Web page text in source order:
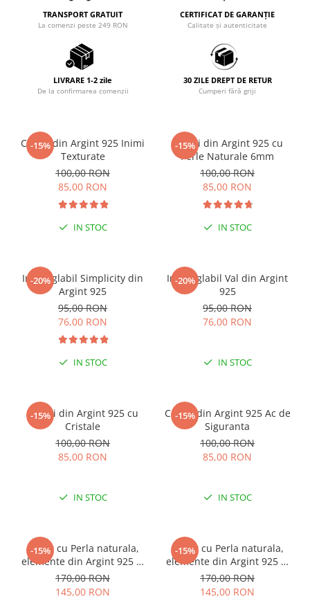
TRANSPORT GRATUIT
La comenzi peste 249 RON
CERTIFICAT DE GARANȚIE
Calitate și autenticitate
LIVRARE 1-2 zile
De la confirmarea comenzii
30 ZILE DREPT DE RETUR
Cumperi fără griji
-15%
Cercei din Argint 925 Inimi
Texturate
100,00 RON
85,00 RON
IN STOC
-15%
Cercei din Argint 925 cu
Perle Naturale 6mm
100,00 RON
85,00 RON
IN STOC
-20%
Inel reglabil Simplicity din
Argint 925
95,00 RON
76,00 RON
IN STOC
-20%
Inel reglabil Val din Argint
925
95,00 RON
76,00 RON
IN STOC
-15%
Cercei din Argint 925 cu
Cristale
100,00 RON
85,00 RON
IN STOC
-15%
Cercei din Argint 925 Ac de
Siguranta
100,00 RON
85,00 RON
IN STOC
-15%
Colier cu Perla naturala,
elemente din Argint 925 si
margele Miyuki, multicolor
170,00 RON
145,00 RON
-15%
Colier cu Perla naturala,
elemente din Argint 925 si
margele Miyuki, verde/kiwi
170,00 RON
145,00 RON